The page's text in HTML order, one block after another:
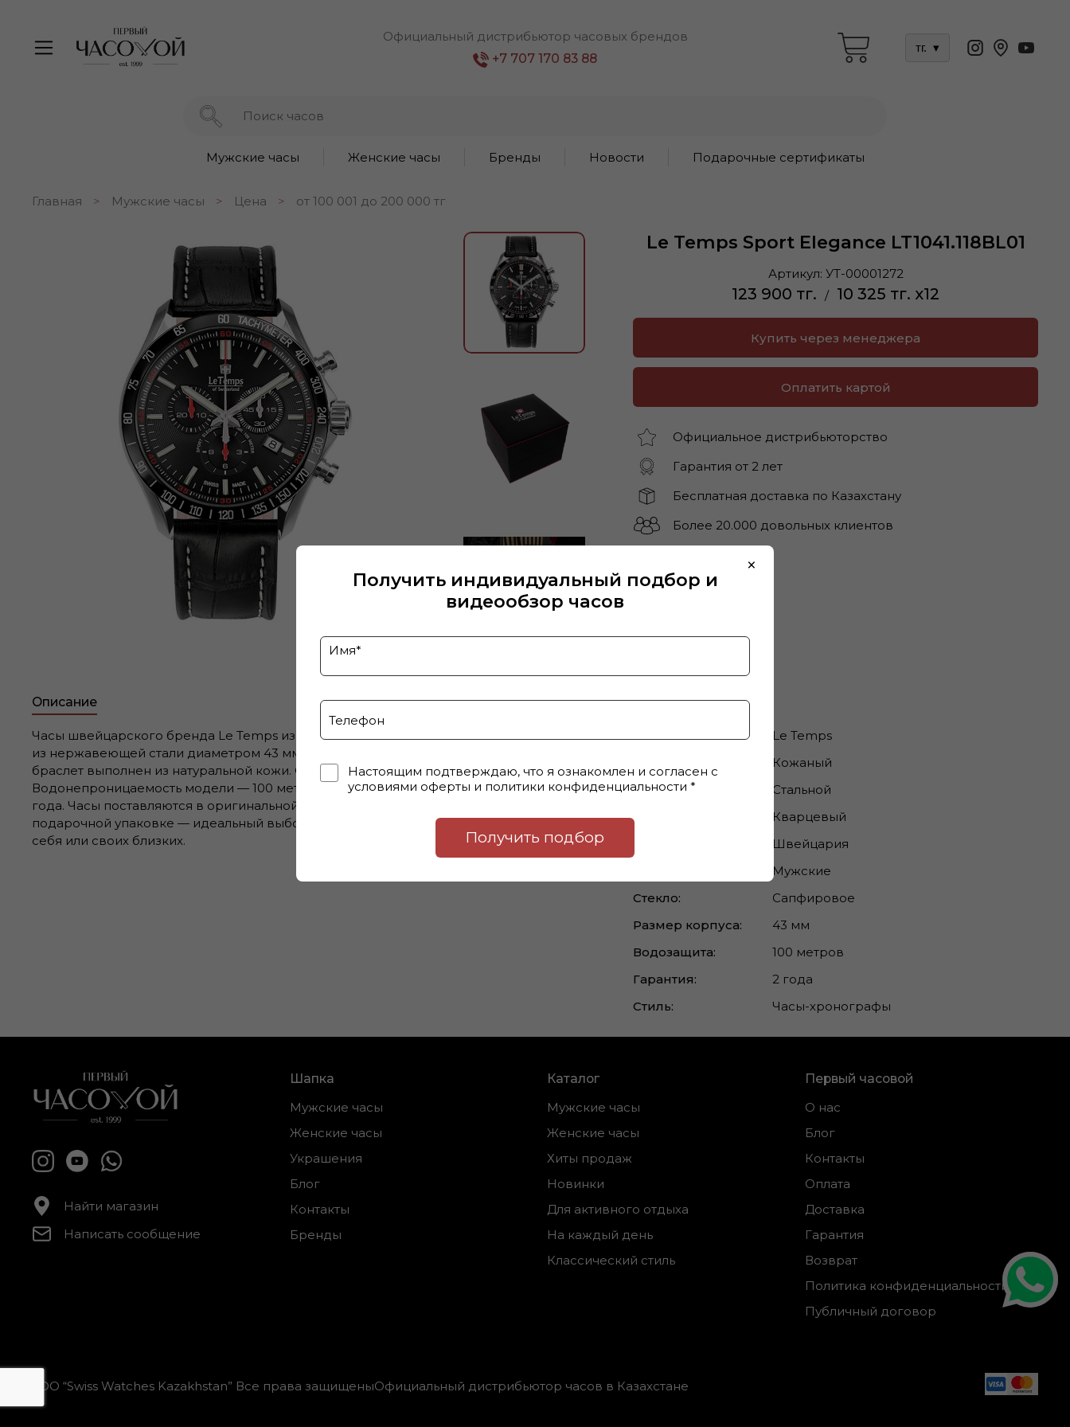
Официальный дистрибьютор часовых брендов
+7 707 170 83 88
тг. ▾
Мужские часы Женские часы Бренды Новости Подарочные сертификаты
Главная Мужские часы Цена от 100 001 до 200 000 тг
Le Temps Sport Elegance LT1041.118BL01
Артикул: УТ-00001272
123 900 тг. / 10 325 тг. x12
Купить через менеджера
Оплатить картой
Официальное дистрибьюторство
Гарантия от 2 лет
Бесплатная доставка по Казахстану
Более 20.000 довольных клиентов
Описание
Часы швейцарского бренда Le Temps из коллекции Sport Elegance. Корпус состоит
из нержавеющей стали диаметром 43 мм. Циферблат покрыт сапфировым стеклом,
браслет выполнен из натуральной кожи. Окошко даты находится в положении 4 часа.
Водонепроницаемость модели — 100 метров (10 АТМ). Международная гарантия на 2
года. Часы поставляются в оригинальной коробке и оформлены в стильной
подарочной упаковке — идеальный выбор, если Вы ищете изысканный подарок для
себя или своих близких.
Характеристики
Бренд:
Le Temps
Кожаный
Корпус:
Стальной
Механизм:
Кварцевый
Швейцария
Мужские
Стекло:
Сапфировое
Размер корпуса:
43 мм
Водозащита:
100 метров
Гарантия:
2 года
Стиль:
Часы-хронографы
Найти магазин
Написать сообщение
Шапка
Мужские часы
Женские часы
Украшения
Блог
Контакты
Бренды
Каталог
Мужские часы
Женские часы
Хиты продаж
Новинки
Для активного отдыха
На каждый день
Классический стиль
Первый часовой
О нас
Блог
Контакты
Оплата
Доставка
Гарантия
Возврат
Политика конфиденциальности
Публичный договор
ТОО “Swiss Watches Kazakhstan” Все права защищеныОфициальный дистрибьютор часов в Казахстане
Получить индивидуальный подбор и
видеообзор часов
×
Настоящим подтверждаю, что я ознакомлен и согласен с
условиями оферты и политики конфиденциальности *
Получить подбор